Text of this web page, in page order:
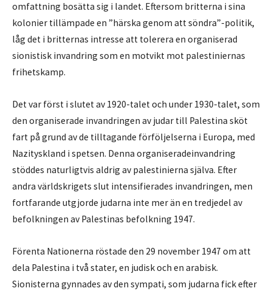
omfattning bosätta sig i landet. Eftersom britterna i sina
kolonier tillämpade en ”härska genom att söndra”-politik,
låg det i britternas intresse att tolerera en organiserad
sionistisk invandring som en motvikt mot palestiniernas
frihetskamp.
Det var först i slutet av 1920-talet och under 1930-talet, som
den organiserade invandringen av judar till Palestina sköt
fart på grund av de tilltagande förföljelserna i Europa, med
Nazityskland i spetsen. Denna organiseradeinvandring
stöddes naturligtvis aldrig av palestinierna själva. Efter
andra världskrigets slut intensifierades invandringen, men
fortfarande utgjorde judarna inte mer än en tredjedel av
befolkningen av Palestinas befolkning 1947.
Förenta Nationerna röstade den 29 november 1947 om att
dela Palestina i två stater, en judisk och en arabisk.
Sionisterna gynnades av den sympati, som judarna fick efter